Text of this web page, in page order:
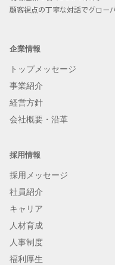
顧客視点の丁寧な対話でグロー
企業情報
トップメッセージ
事業紹介
経営方針
会社概要・沿革
採用情報
採用メッセージ
社員紹介
キャリア
人材育成
人事制度
福利厚生